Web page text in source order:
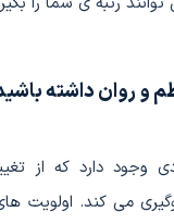
و روان داشته
وجود دارد که از
می کند. اولویت